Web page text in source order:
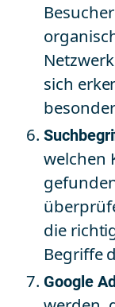
sich
welchen
die
Begriffe
Google